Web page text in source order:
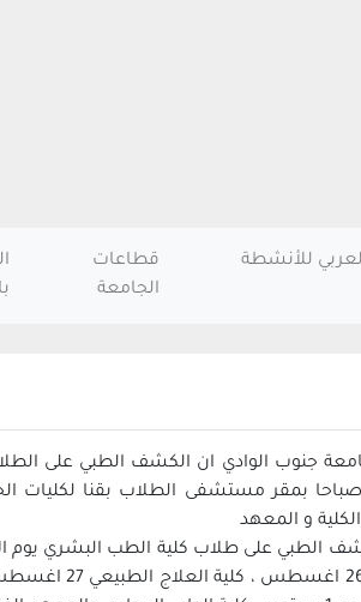
للأنشطة
قطاعات
الجامعة
صباحا بمقر مستشفى الطلاب بقنا لكليات
و المعهد